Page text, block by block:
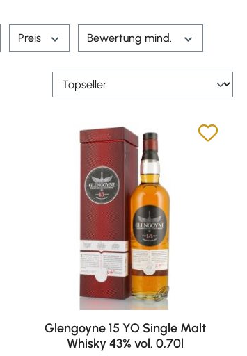
Preis Bewertung mind.
Glengoyne 15 YO Single Malt
Whisky 43% vol. 0,70l